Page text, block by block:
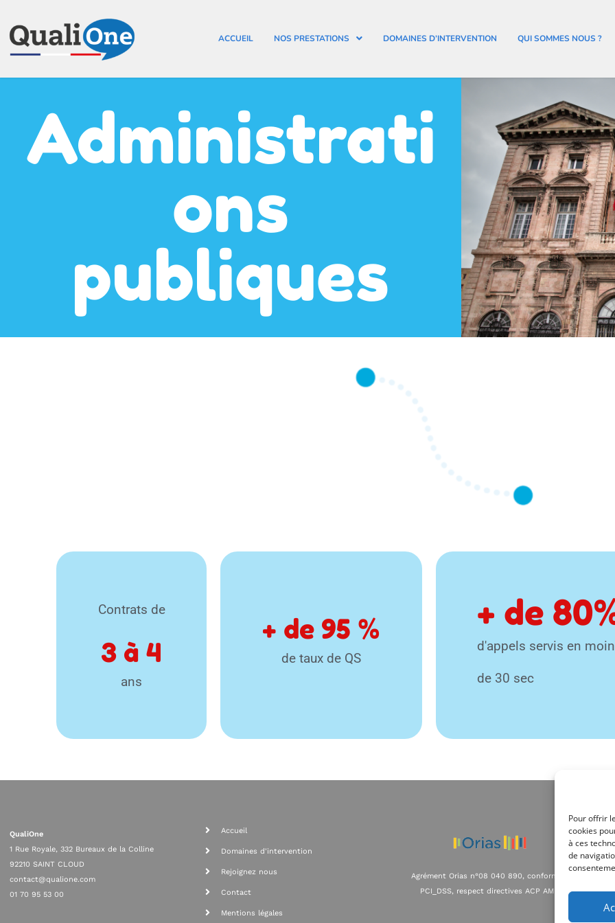
Pour offrir
cookies
à ces
de
ACCUEIL NOS PRESTATIONS DOMAINES D’INTERVENTION QUI SOMMES NOUS ?
Administrati
ons
publiques
Contrats de
ans
3 à 4 de taux de QS
+ de 95 %
d'appels servis en
de 30 sec
80
QualiOne
1 Rue Royale, 332 Bureaux de la Colline
92210 SAINT CLOUD
contact@qualione.com
01 70 95 53 00
Accueil
Domaines d'intervention
Rejoignez nous
Contact
Mentions légales
Agrément Orias n°08 040 890, conformité
PCI_DSS, respect directives ACP AMF